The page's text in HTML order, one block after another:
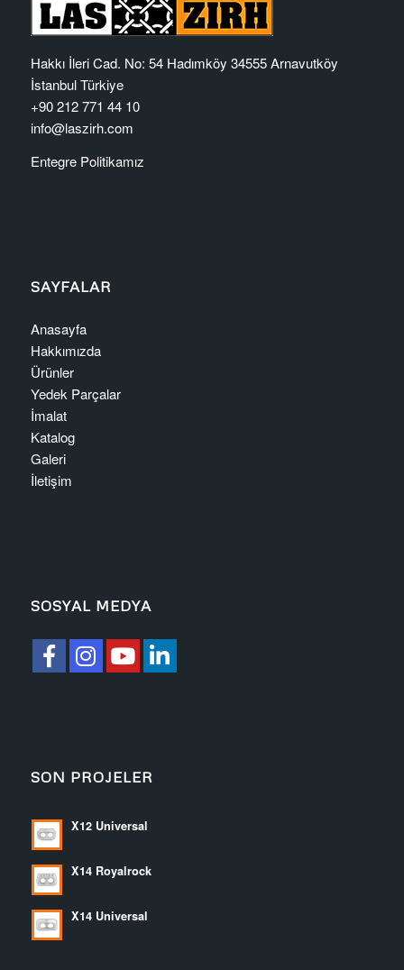
Hakkı İleri Cad. No: 54 Hadımköy 34555 Arnavutköy
İstanbul Türkiye
+90 212 771 44 10
info@laszirh.com
Entegre Politikamız
SAYFALAR
Anasayfa
Hakkımızda
Ürünler
Yedek Parçalar
İmalat
Katalog
Galeri
İletişim
SOSYAL MEDYA
SON PROJELER
X12 Universal
X14 Royalrock
X14 Universal